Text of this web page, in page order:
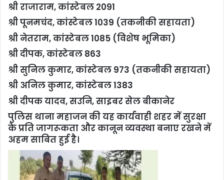
श्री राजाराम, कांस्टेबल 2091
श्री पूनमचंद, कांस्टेबल 1039 (तकनीकी सहायता)
श्री नेतराम, कांस्टेबल 1085 (विशेष भूमिका)
श्री दीपक, कांस्टेबल 863
श्री सुनिल कुमार, कांस्टेबल 973 (तकनीकी सहायता)
श्री अनिल कुमार, कांस्टेबल 1383
श्री दीपक यादव, सउनि, साइबर सेल बीकानेर
पुलिस थाना महाजन की यह कार्यवाही शहर में सुरक्षा
के प्रति जागरूकता और कानून व्यवस्था बनाए रखने में
अहम साबित हुई है।